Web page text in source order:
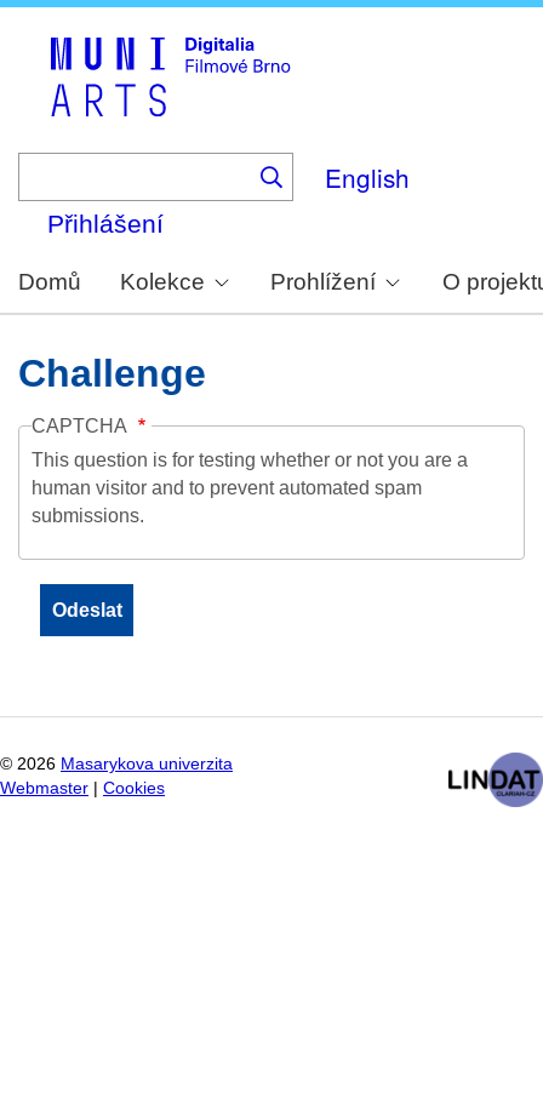
English
Přihlášení
Domů Kolekce Prohlížení O
Challenge
CAPTCHA
This question is for testing whether or not you are a
human visitor and to prevent automated spam
submissions.
© 2026 Masarykova univerzita
Webmaster
Cookies